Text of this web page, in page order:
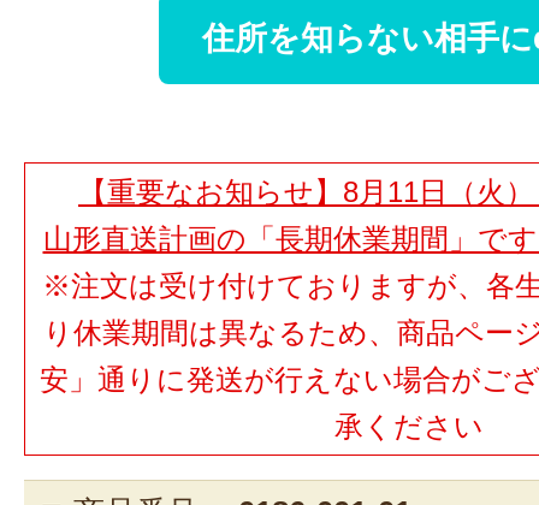
住所を知らない相手
【重要なお知らせ】8月11日（火
山形直送計画の「長期休業期間」で
※注文は受け付けておりますが、各
り休業期間は異なるため、商品ペー
安」通りに発送が行えない場合がご
承ください